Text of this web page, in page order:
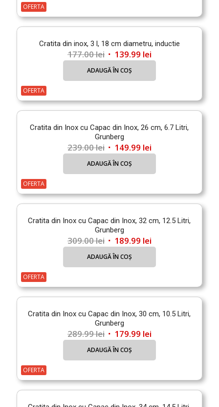
145.00 lei.
OFERTA
Cratita din inox, 3 l, 18 cm diametru, inductie
177.00lei Prețul
inițial
177.00 lei.
139.99 leiPrețul
curent
este:
ADAUGĂ ÎN COȘ
OFERTA
Cratita din Inox cu Capac din Inox, 26 cm, 6.7 Litri,
Grunberg
239.00lei Prețul
inițial
239.00 lei.
149.99 leiPrețul
curent
este:
ADAUGĂ ÎN COȘ
OFERTA
Cratita din Inox cu Capac din Inox, 32 cm, 12.5 Litri,
Grunberg
309.00lei Prețul
inițial
309.00 lei.
189.99 leiPrețul
curent
este:
ADAUGĂ ÎN COȘ
OFERTA
Cratita din Inox cu Capac din Inox, 30 cm, 10.5 Litri,
Grunberg
289.99lei Prețul
inițial
289.99 lei.
179.99 leiPrețul
curent
este:
ADAUGĂ ÎN COȘ
OFERTA